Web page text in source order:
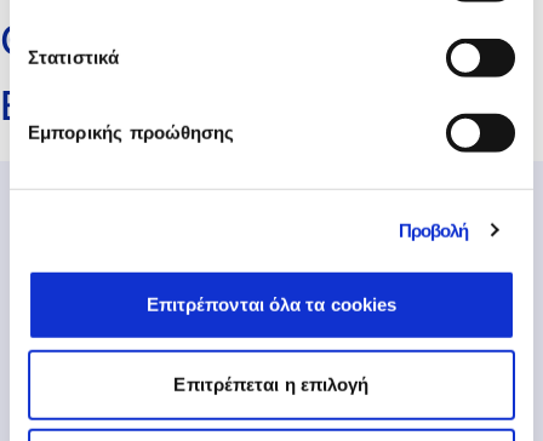
Στατιστικά
Εμπορικής προώθησης
Προβολή
Επιτρέπονται όλα τα cookies
Επιτρέπεται η επιλογή
ΘΕΟΛΟΓΟΥ ΑΛΕΞΑΝΔΡΟΣ
BITCORE